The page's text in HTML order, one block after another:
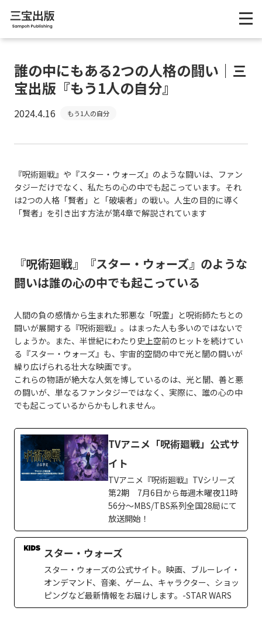
誰の中にもある2つの人格の闘い｜三
宝出版『もう1人の自分』
2024.4.16 もう1人の自分
『呪術廻戦』や『スター・ウォーズ』のような闘いは、ファン
タジーだけでなく、私たちの心の中でも起こっています。それ
は2つの人格「賢者」と「破壊者」の戦い。人生の目的に導く
「賢者」を引き出す方法が第4章で解説されています
『呪術廻戦』『スター・ウォーズ』のような
闘いは誰の心の中でも起こっている
人間の負の感情から生まれた邪悪な「呪霊」と呪術師たちとの
闘いが展開する『呪術廻戦』。はまった人も多いのではないで
しょうか。また、半世紀にわたり史上空前のヒットを続けてい
る『スター・ウォーズ』も、宇宙的空間の中で光と闇の闘いが
繰り広げられる壮大な映画です。
これらの物語が絶大な人気を博しているのは、光と闇、善と悪
の闘いが、単なるファンタジーではなく、実際に、誰の心の中
でも起こっているからかもしれません。
TVアニメ「呪術廻戦」公式サ
イト
TVアニメ『呪術廻戦』TVシリーズ
第2期 7月6日から毎週木曜夜11時
56分～MBS/TBS系列全国28局にて
放送開始！
スター・ウォーズ
スター・ウォーズの公式サイト。映画、ブルーレイ・
オンデマンド、音楽、ゲーム、キャラクター、ショッ
ピングなど最新情報をお届けします。-STAR WARS